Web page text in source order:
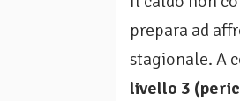
prepara ad
stagionale. A
livello 3